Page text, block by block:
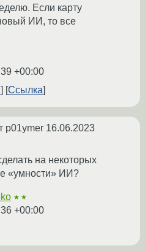
Если карту
ИИ, то все
+00:00
Ссылка
p01ymer 16.06.2023
на некоторых
«умности» ИИ?
★★
+00:00